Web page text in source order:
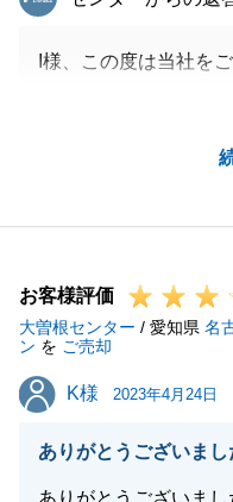
I様、この度は当社を
今後とも宜しくお願い
お客様評価
大曽根センター / 愛知県 名
ン を ご売却
K様
K様 2023年4月24日
ありがとうございまし
ありがとうございまし